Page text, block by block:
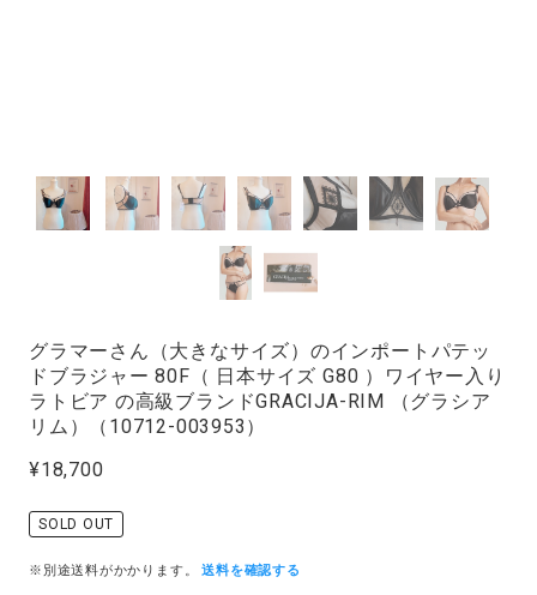
グラマーさん（大きなサイズ）のインポートパテッ
ドブラジャー 80F（ 日本サイズ G80 ）ワイヤー入り
ラトビア の高級ブランドGRACIJA-RIM （グラシア
リム）（10712-003953）
¥18,700
SOLD OUT
※別途送料がかかります。 送料を確認する